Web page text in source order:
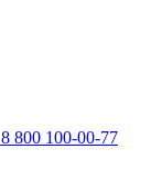
8 800 100-00-77